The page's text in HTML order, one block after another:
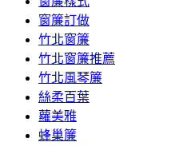
窗簾訂做
竹北窗簾
竹北窗簾推薦
竹北風琴簾
絲柔百葉
蘿美雅
蜂巢簾